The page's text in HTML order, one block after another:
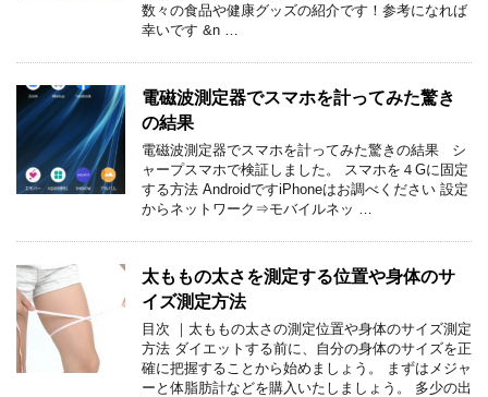
数々の食品や健康グッズの紹介です！参考になれば
幸いです &n …
電磁波測定器でスマホを計ってみた驚き
の結果
電磁波測定器でスマホを計ってみた驚きの結果 シ
ャープスマホで検証しました。 スマホを４Gに固定
する方法 AndroidですiPhoneはお調べください 設定
からネットワーク⇒モバイルネッ …
太ももの太さを測定する位置や身体のサ
イズ測定方法
目次 ｜太ももの太さの測定位置や身体のサイズ測定
方法 ダイエットする前に、自分の身体のサイズを正
確に把握することから始めましょう。 まずはメジャ
ーと体脂肪計などを購入いたしましょう。 多少の出